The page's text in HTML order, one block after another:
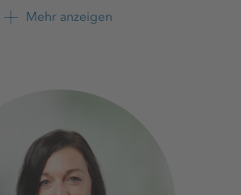
K+S Minerals and Agriculture GmbH
Mehr anzeigen